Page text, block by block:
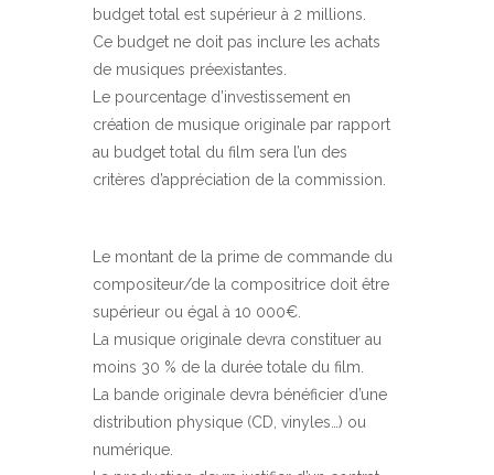
budget total est supérieur à 2 millions.
Ce budget ne doit pas inclure les achats
de musiques préexistantes.
Le pourcentage d’investissement en
création de musique originale par rapport
au budget total du film sera l’un des
critères d’appréciation de la commission.
Le montant de la prime de commande du
compositeur/de la compositrice doit être
supérieur ou égal à 10 000€.
La musique originale devra constituer au
moins 30 % de la durée totale du film.
La bande originale devra bénéficier d’une
distribution physique (CD, vinyles…) ou
numérique.